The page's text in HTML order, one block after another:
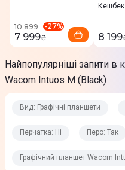
Bluetooth
Так
Перчатка
10 899 -27%
7 999₴
Кешбек
8 199
Найпопулярніші запити в
Wacom Intuos M (Black)
Вид: Графічні планшети
Перчатка: Ні Перо: Так
Графічний планшет Wacom